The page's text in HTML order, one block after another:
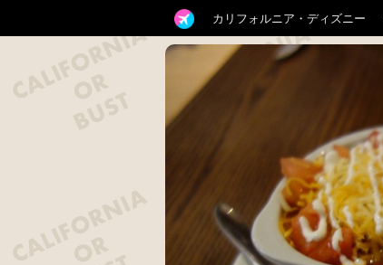
カリフォルニア・ディズニー